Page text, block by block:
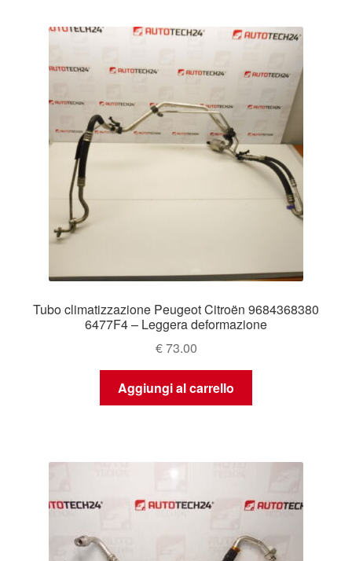
Tubo climatizzazione Peugeot Citroën 9684368380
6477F4 – Leggera deformazione
€73.00
Aggiungi al carrello